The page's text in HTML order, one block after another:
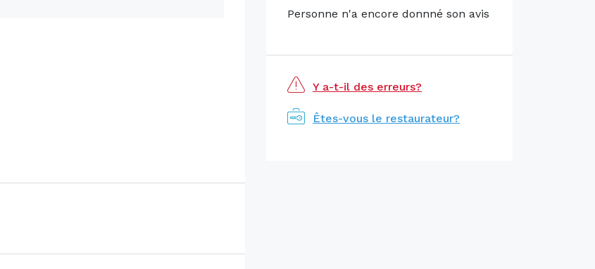
Personne n'a encore donnné son avis
Y a-t-il des erreurs?
Êtes-vous le restaurateur?